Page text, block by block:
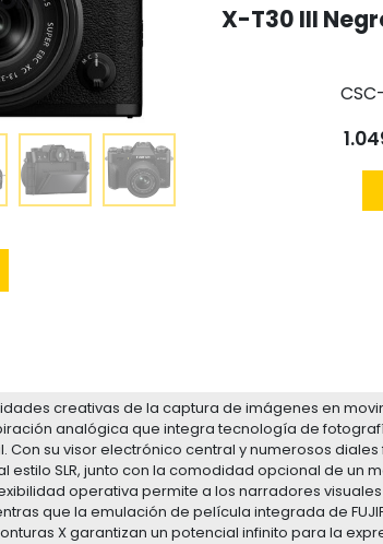
X-T30 III
creativas de la captura de imágenes en
analógica que integra tecnología de
Con su visor electrónico central y numerosos
estilo SLR, junto con la comodidad opcional de un
operativa permite a los narradores
que la emulación de película integrada de
X garantizan un potencial infinito para la